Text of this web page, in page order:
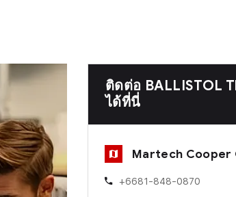
ติดต่อ BALLISTOL
ได้ที่นี่
Martech Cooper
+6681-848-0870